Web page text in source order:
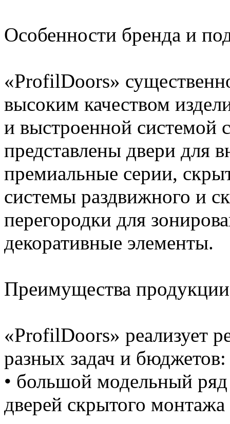
Особенности бренда и
«ProfilDoors»
высоким качеством
и выстроенной системой
представлены двери для
премиальные серии,
системы раздвижного и
перегородки для
декоративные элементы.
Преимущества
«ProfilDoors» реализует
разных задач и бюджетов:
• большой модельный
дверей скрытого